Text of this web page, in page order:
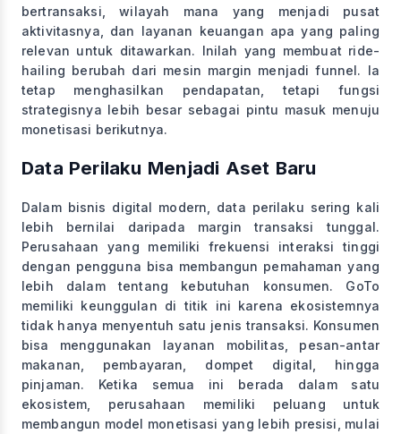
bertransaksi, wilayah mana yang menjadi pusat
aktivitasnya, dan layanan keuangan apa yang paling
relevan untuk ditawarkan. Inilah yang membuat ride-
hailing berubah dari mesin margin menjadi funnel. Ia
tetap menghasilkan pendapatan, tetapi fungsi
strategisnya lebih besar sebagai pintu masuk menuju
monetisasi berikutnya.
Data Perilaku Menjadi Aset Baru
Dalam bisnis digital modern, data perilaku sering kali
lebih bernilai daripada margin transaksi tunggal.
Perusahaan yang memiliki frekuensi interaksi tinggi
dengan pengguna bisa membangun pemahaman yang
lebih dalam tentang kebutuhan konsumen. GoTo
memiliki keunggulan di titik ini karena ekosistemnya
tidak hanya menyentuh satu jenis transaksi. Konsumen
bisa menggunakan layanan mobilitas, pesan-antar
makanan, pembayaran, dompet digital, hingga
pinjaman. Ketika semua ini berada dalam satu
ekosistem, perusahaan memiliki peluang untuk
membangun model monetisasi yang lebih presisi, mulai